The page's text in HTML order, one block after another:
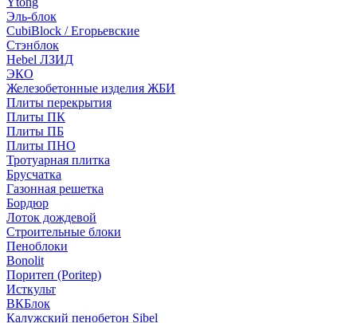
Эль-блок
CubiBlock / Егорьевские
Стэнблок
Hebel ЛЗИД
ЭКО
Железобетонные изделия ЖБИ
Плиты перекрытия
Плиты ПК
Плиты ПБ
Плиты ПНО
Тротуарная плитка
Брусчатка
Газонная решетка
Бордюр
Лоток дождевой
Строительные блоки
Пеноблоки
Bonolit
Поритеп (Poritep)
Исткульт
ВКБлок
Калужский пенобетон Sibel